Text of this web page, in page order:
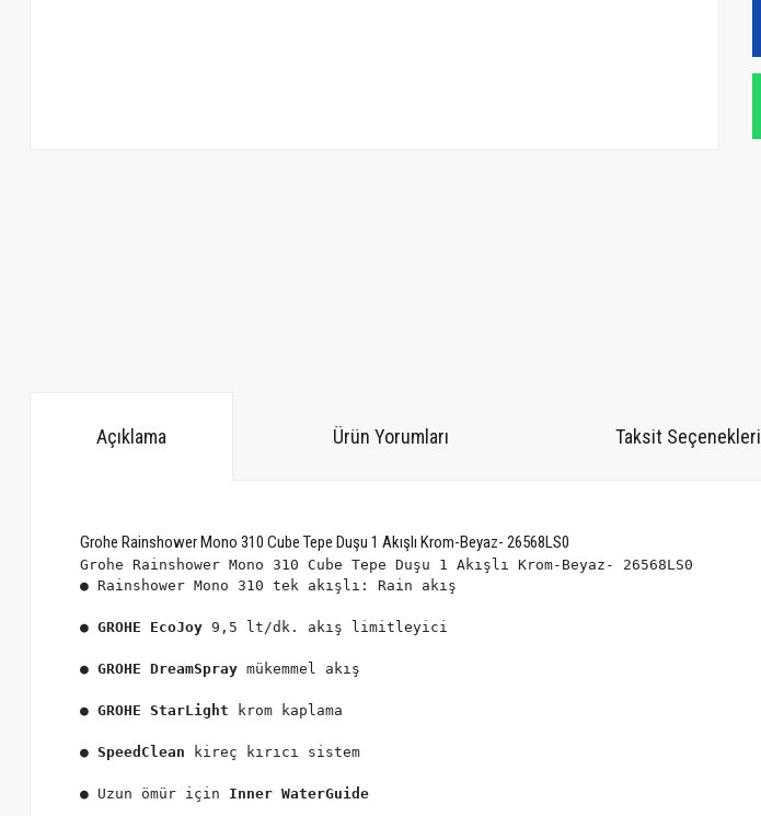
Açıklama Ürün Yorumları Taksit Seçenekleri
Grohe Rainshower Mono 310 Cube Tepe Duşu 1 Akışlı Krom-Beyaz- 26568LS0
Grohe Rainshower Mono 310 Cube Tepe Duşu 1 Akışlı Krom-Beyaz- 26568LS0
● GROHE EcoJoy
● GROHE DreamSpray
● GROHE StarLight
● SpeedClean
● Uzun ömür için Inner WaterGuide